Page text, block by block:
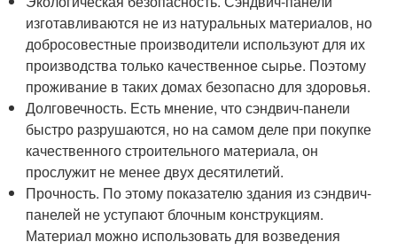
изготавливаются не из натуральных материалов, но
добросовестные производители используют для их
производства только качественное сырье. Поэтому
проживание в таких домах безопасно для здоровья.
Долговечность. Есть мнение, что сэндвич-панели
быстро разрушаются, но на самом деле при покупке
качественного строительного материала, он
прослужит не менее двух десятилетий.
Прочность. По этому показателю здания из сэндвич-
панелей не уступают блочным конструкциям.
Материал можно использовать для возведения